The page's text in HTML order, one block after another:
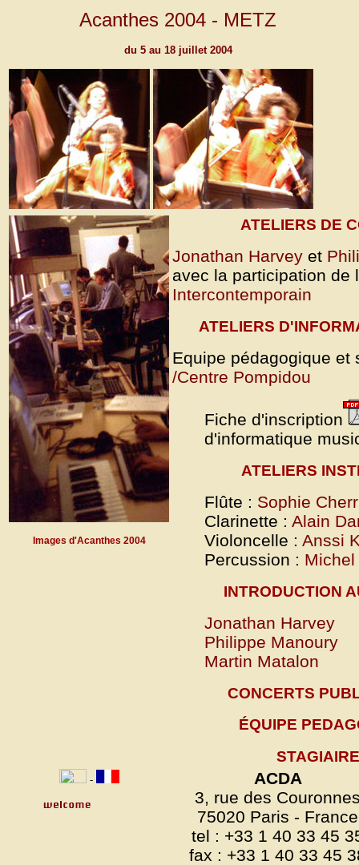
Acanthes 2004 - METZ
du 5 au 18 juillet 2004
Images d'Acanthes 2004
ATELIERS DE
Jonathan Harvey et
avec la participation de
Intercontemporain
ATELIERS
Equipe pédagogique et
/Centre Pompidou
Fiche d'inscription
d'informatique
ATELIERS
Flûte : Sophie
Clarinette : Alain
Violoncelle : Anssi
Percussion :
INTRODUCTION
Jonathan Harvey
Philippe Manoury
Martin Matalon
CONCERTS
ÉQUIPE
-
ACDA
3, rue des
75020 Paris - France
tel : +33 1 40 33 45
fax : +33 1 40 33 45